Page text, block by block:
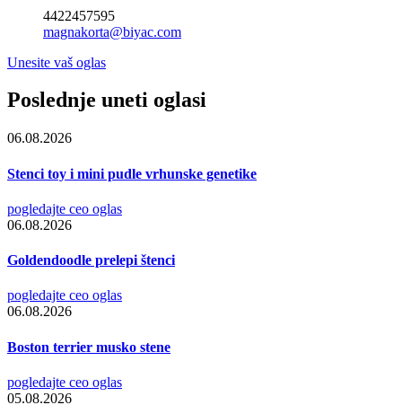
4422457595
magnakorta@biyac.com
Unesite vaš oglas
Poslednje uneti oglasi
06.08.2026
Stenci toy i mini pudle vrhunske genetike
pogledajte ceo oglas
06.08.2026
Goldendoodle prelepi štenci
pogledajte ceo oglas
06.08.2026
Boston terrier musko stene
pogledajte ceo oglas
05.08.2026